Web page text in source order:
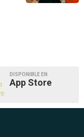
DISPONIBLE EN
App Store